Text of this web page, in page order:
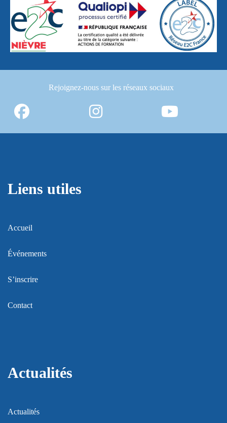
Rejoignez-nous sur les réseaux sociaux
Liens utiles
Accueil
Événements
S’inscrire
Contact
Actualités
Actualités